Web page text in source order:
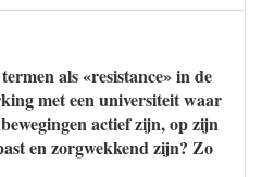
als «resistance» in de
met een universiteit waar
actief zijn, op zijn
en zorgwekkend zijn? Zo